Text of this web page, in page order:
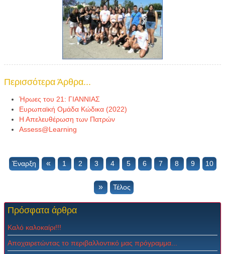
Περισσότερα Άρθρα...
Ήρωες του 21: ΓΙΑΝΝΙΑΣ
Ευρωπαϊκή Ομάδα Κώδικα (2022)
Η Απελευθέρωση των Πατρών
Assess@Learning
Έναρξη « 1 2 3 4 5 6 7 8 9 10
» Τέλος
Πρόσφατα άρθρα
Καλό καλοκαίρι!!!
Αποχαιρετώντας το περιβαλλοντικό μας πρόγραμμα...